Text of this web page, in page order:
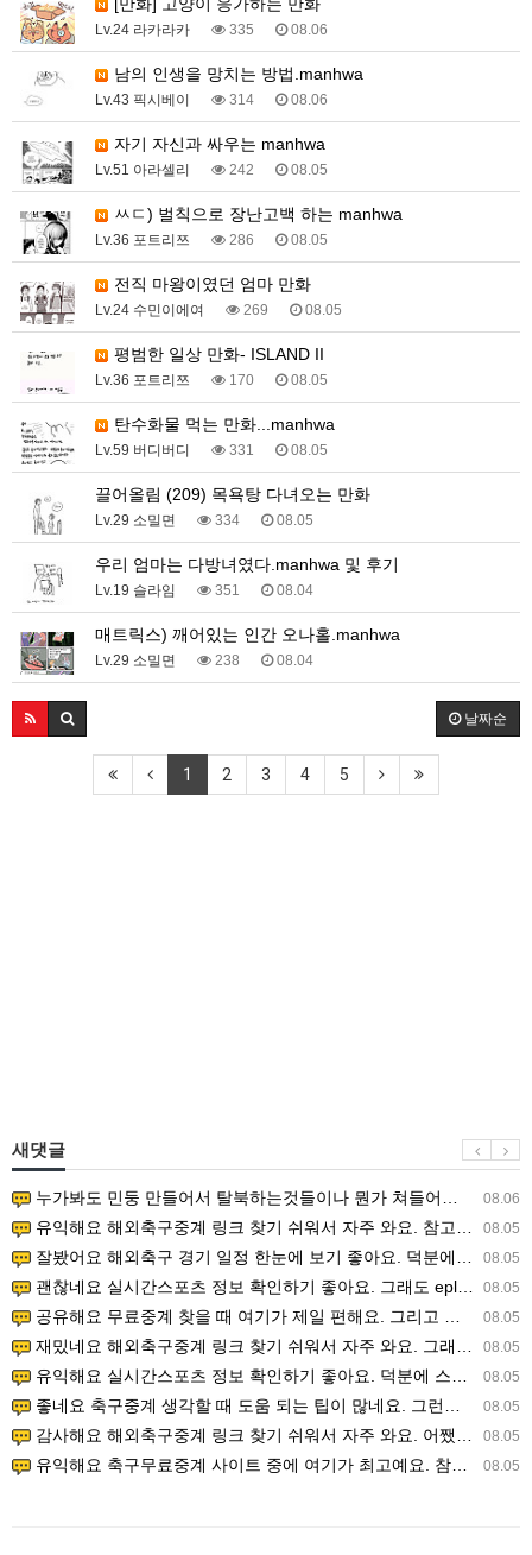
[만화] 고양이 응가하는 만화
Lv.24 라카라카 335 08.06
남의 인생을 망치는 방법.manhwa
Lv.43 픽시베이 314 08.06
자기 자신과 싸우는 manhwa
Lv.51 아라셀리 242 08.05
ㅆㄷ) 벌칙으로 장난고백 하는 manhwa
Lv.36 포트리쯔 286 08.05
전직 마왕이였던 엄마 만화
Lv.24 수민이에여 269 08.05
평범한 일상 만화- ISLAND II
Lv.36 포트리쯔 170 08.05
탄수화물 먹는 만화...manhwa
Lv.59 버디버디 331 08.05
끌어올림 (209) 목욕탕 다녀오는 만화
Lv.29 소밀면 334 08.05
우리 엄마는 다방녀였다.manhwa 및 후기
Lv.19 슬라임 351 08.04
매트릭스) 깨어있는 인간 오나홀.manhwa
Lv.29 소밀면 238 08.04
날짜순
1 2 3 4 5
새댓글
08.06
누가봐도 민둥 만들어서 탈북하는것들이나 뭔가 쳐들어오는 낌새를 미리 알아차리기 위함이지 저걸 전쟁준비라고 하…
08.05
유익해요 해외축구중계 링크 찾기 쉬워서 자주 와요. 참고로 무료스포츠중계 정보 확인할 때 출처 꼭 체크해요.…
08.05
잘봤어요 해외축구 경기 일정 한눈에 보기 좋아요. 덕분에 epl중계 볼 때 공식 중계 채널 먼저 찾아봐요. …
08.05
괜찮네요 실시간스포츠 정보 확인하기 좋아요. 그래도 epl중계 볼 때 공식 중계 채널 먼저 찾아봐요. 북마크…
08.05
공유해요 무료중계 찾을 때 여기가 제일 편해요. 그리고 무료스포츠중계 정보 확인할 때 출처 꼭 체크해요. 앞…
08.05
재밌네요 해외축구중계 링크 찾기 쉬워서 자주 와요. 그래서 해외축구중계도 정식 서비스로 봐야 안전해요. 다음…
08.05
유익해요 실시간스포츠 정보 확인하기 좋아요. 덕분에 스포츠중계는 합법적인 경로로만 시청하려 해요. 좋은 정보…
08.05
좋네요 축구중계 생각할 때 도움 되는 팁이 많네요. 그런데 해외축구중계도 정식 서비스로 봐야 안전해요. 다음…
08.05
감사해요 해외축구중계 링크 찾기 쉬워서 자주 와요. 어쨌든 축구무료중계도 합법적인 곳에서 봐야 마음 편해요.…
08.05
유익해요 축구무료중계 사이트 중에 여기가 최고예요. 참고로 축구무료중계도 합법적인 곳에서 봐야 마음 편해요.…